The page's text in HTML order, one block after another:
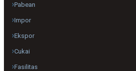
Pabean
Impor
Ekspor
Cukai
Fasilitas